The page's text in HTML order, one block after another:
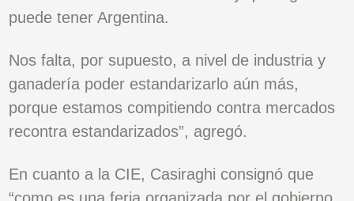
puede tener Argentina.
Nos falta, por supuesto, a nivel de industria y
ganadería poder estandarizarlo aún más,
porque estamos compitiendo contra mercados
recontra estandarizados”, agregó.
En cuanto a la CIE, Casiraghi consignó que